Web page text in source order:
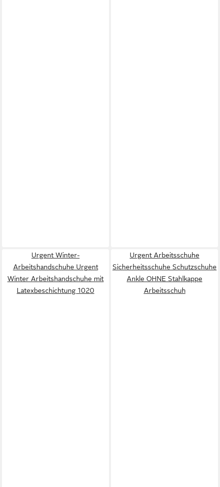
Urgent Winter-
Arbeitshandschuhe Urgent
Winter Arbeitshandschuhe mit
Latexbeschichtung 1020
Urgent Arbeitsschuhe
Sicherheitsschuhe Schutzschuhe
Ankle OHNE Stahlkappe
Arbeitsschuh